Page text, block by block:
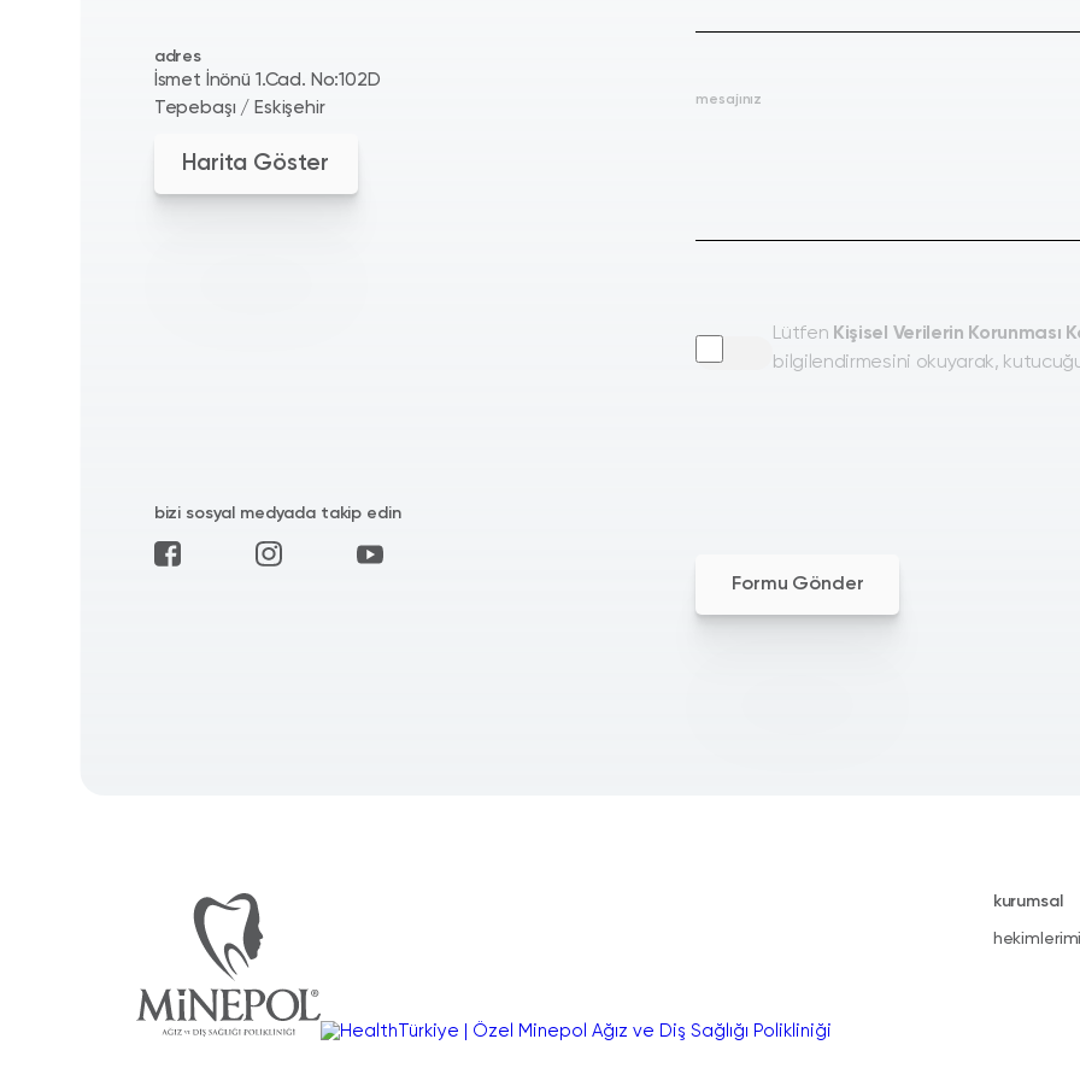
adres
İsmet İnönü 1.Cad. No:102D
Tepebaşı / Eskişehir
Harita Göster
bizi sosyal medyada takip edin
mesajınız
Lütfen Kişisel Verilerin Korunması
bilgilendirmesini okuyarak,
Formu Gönder
kurumsal